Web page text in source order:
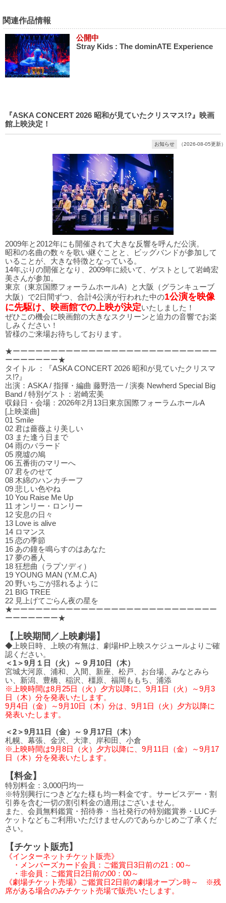
関連作品情報
公開中
Stray Kids : The dominATE Experience
『ASKA CONCERT 2026 昭和が見ていたクリスマス!?』映画
館上映決定！
お知らせ （2026-08-05更新）
2009年と2012年にも開催されて大きな反響を呼んだ公演。
昭和の名曲の数々を歌い継ぐことと、ビッグバンドが参加して
いることが、大きな特徴となっている。
14年ぶりの開催となり、2009年に続いて、ゲストとして岩崎宏
美さんが参加。
東京（東京国際フォーラムホールA）と大阪（グランキューブ
大阪）で2日間ずつ、合計4公演が行われた中の1公演を映像
に先駆け、映画館での上映が決定いたしました！
ぜひこの機会に映画館の大きなスクリーンと迫力の音響でお楽
しみください！
皆様のご来場お待ちしております。
★ーーーーーーーーーーーーーーーーーーーーーーーーーーー
ーーーーーーー★
タイトル ：『ASKA CONCERT 2026 昭和が見ていたクリスマ
ス!?』
出演：ASKA / 指揮・編曲 藤野浩一 / 演奏 Newherd Special Big
Band / 特別ゲスト：岩崎宏美
収録日・会場：2026年2月13日東京国際フォーラムホールA
[上映楽曲]
01 Smile
02 君は薔薇より美しい
03 また逢う⽇まで
04 ⾬のバラード
05 廃墟の鳩
06 五番街のマリーへ
07 君をのせて
08 木綿のハンカチーフ
09 悲しい⾊やね
10 You Raise Me Up
11 オンリー・ロンリー
12 安息の⽇々
13 Love is alive
14 ロマンス
15 恋の季節
16 あの鐘を鳴らすのはあなた
17 夢の番⼈
18 狂想曲（ラプソディ）
19 YOUNG MAN (Y.M.C.A)
20 野いちごが揺れるように
21 BIG TREE
22 ⾒上げてごらん夜の星を
★ーーーーーーーーーーーーーーーーーーーーーーーーーーー
ーーーーーーー★
【上映期間／上映劇場】
◆上映日時、上映の有無は、劇場HP上映スケジュールよりご確
認ください。
＜1＞9月１日（火）～９月10日（木）
宮城大河原、浦和、入間、新座、松戸、お台場、みなとみら
い、新潟、豊橋、稲沢、橿原、福岡ももち、浦添
※上映時間は8月25日（火）夕方以降に、9月1日（火）～9月3
日（木）分を発表いたします。
9月4日（金）～9月10日（木）分は、9月1日（火）夕方以降に
発表いたします。
＜2＞9月11日（金）～９月17日（木）
札幌、幕張、金沢、大津、岸和田、小倉
※上映時間は9月8日（火）夕方以降に、9月11日（金）～9月17
日（木）分を発表いたします。
【料金】
特別料金：3,000円均一
※特別興行につきどなた様も均一料金です。サービスデー・割
引券を含む一切の割引料金の適用はございません。
また、会員無料鑑賞・招待券・当社発行の特別鑑賞券・LUCチ
ケットなどもご利用いただけませんのであらかじめご了承くだ
さい。
【チケット販売】
《インターネットチケット販売》
・メンバーズカード会員：ご鑑賞日3日前の21：00～
・非会員：ご鑑賞日2日前の00：00～
《劇場チケット売場》ご鑑賞日2日前の劇場オープン時～ ※残
席がある場合のみチケット売場で販売いたします。